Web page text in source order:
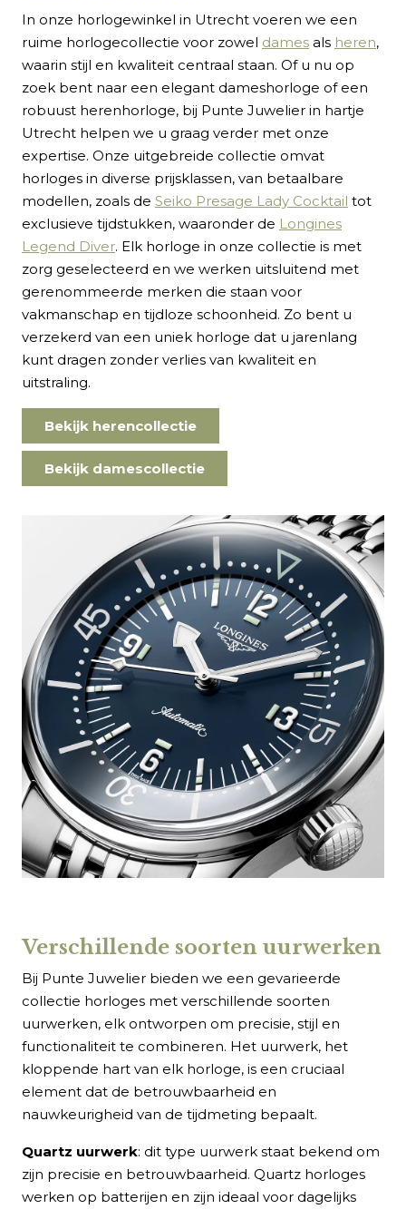
In onze horlogewinkel in Utrecht voeren we een
ruime horlogecollectie voor zowel dames als heren,
waarin stijl en kwaliteit centraal staan. Of u nu op
zoek bent naar een elegant dameshorloge of een
robuust herenhorloge, bij Punte Juwelier in hartje
Utrecht helpen we u graag verder met onze
expertise. Onze uitgebreide collectie omvat
horloges in diverse prijsklassen, van betaalbare
modellen, zoals de Seiko Presage Lady Cocktail tot
exclusieve tijdstukken, waaronder de Longines
Legend Diver. Elk horloge in onze collectie is met
zorg geselecteerd en we werken uitsluitend met
gerenommeerde merken die staan voor
vakmanschap en tijdloze schoonheid. Zo bent u
verzekerd van een uniek horloge dat u jarenlang
kunt dragen zonder verlies van kwaliteit en
uitstraling.
Bekijk herencollectie
Bekijk damescollectie
Verschillende soorten uurwerken
Bij Punte Juwelier bieden we een gevarieerde
collectie horloges met verschillende soorten
uurwerken, elk ontworpen om precisie, stijl en
functionaliteit te combineren. Het uurwerk, het
kloppende hart van elk horloge, is een cruciaal
element dat de betrouwbaarheid en
nauwkeurigheid van de tijdmeting bepaalt.
Quartz uurwerk: dit type uurwerk staat bekend om
zijn precisie en betrouwbaarheid. Quartz horloges
werken op batterijen en zijn ideaal voor dagelijks